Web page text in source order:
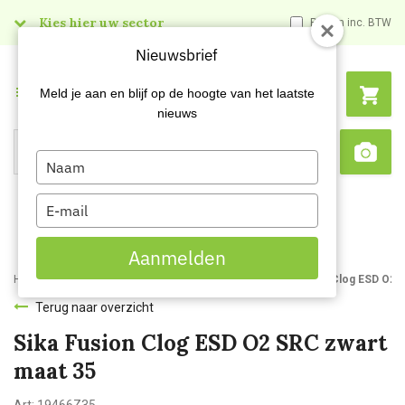
Kies hier uw sector Prijzen inc. BTW
Search
Menu
Home Webshop Werkkleding Beroepskleding Sika Fusion Clog ESD O2
Terug naar overzicht
Sika Fusion Clog ESD O2 SRC zwart
maat 35
Nieuwsbrief
Meld je aan en blijf op de hoogte van het laatste
nieuws
Type
your
name
Type
your
email
Aanmelden